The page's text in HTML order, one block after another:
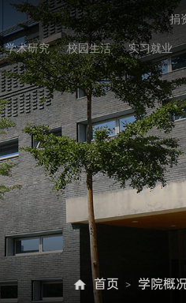
捐
学术研究 校园生活 实习就业
首页 > 学院概